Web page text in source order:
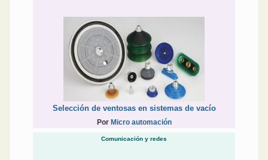
Selección de ventosas en sistemas de vacío
Por Micro automación
Comunicación y redes